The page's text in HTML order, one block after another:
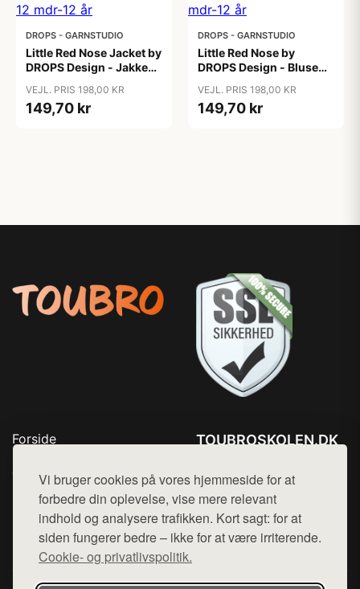
Vi bruger cookies på vores hjemmeside for at
forbedre din oplevelse, vise mere relevant
indhold og analysere trafikken. Kort sagt: for at
siden fungerer bedre – ikke for at være irriterende.
Cookie- og privatlivspolitik.
DROPS - GARNSTUDIO
Little Red Nose Jacket by
DROPS Design - Jakke
mdr-12 år
VEJL. PRIS 198,00 KR
149,70 kr
DROPS - GARNSTUDIO
Little Red Nose by
DROPS Design - Bluse
mdr-12 år
VEJL. PRIS 198,00 KR
149,70 kr
Forside
Top Rabatter
Blog
Kontakt
TOUBROSKOLEN.DK
Mail: hej@want.dk
Cookie- og privatlivspolitik